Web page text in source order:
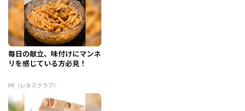
毎日の献立、味付けにマンネ
リを感じている方必見！
PR（レタスクラブ）